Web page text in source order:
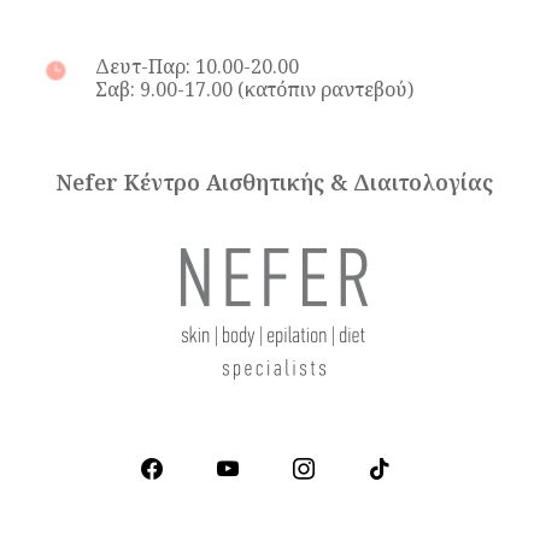
Δευτ-Παρ: 10.00-20.00
Σαβ: 9.00-17.00 (κατόπιν ραντεβού)
Nefer Κέντρο Αισθητικής & Διαιτολογίας
facebook youtube instagram tiktok